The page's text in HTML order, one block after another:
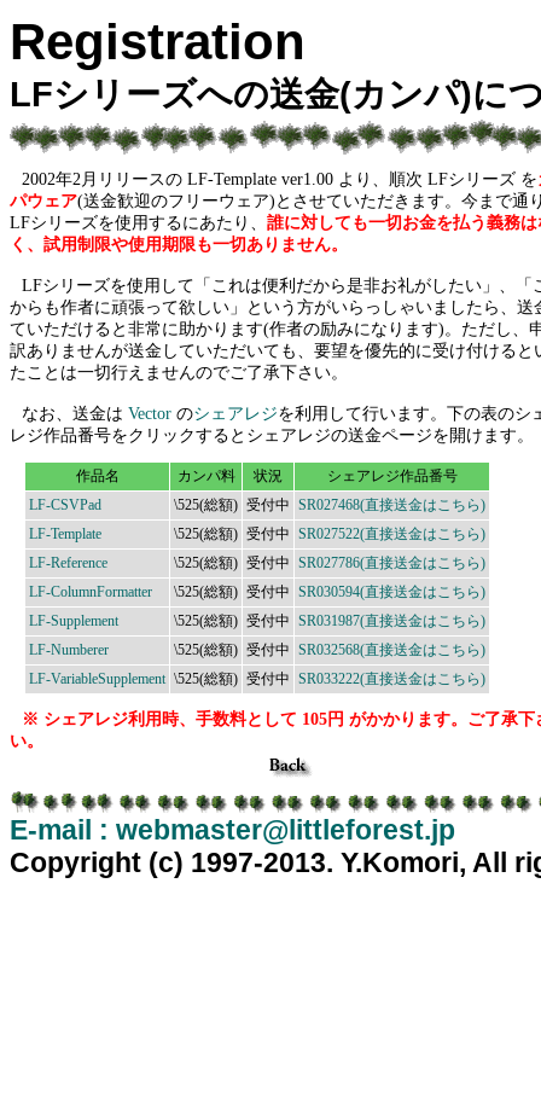
Registration
LFシリーズへの送金(カンパ)に
2002年2月リリースの LF-Template ver1.00 より、順次 LFシリーズ を
パウェア(送金歓迎のフリーウェア)とさせていただきます。今まで通
LFシリーズを使用するにあたり、 誰に対しても一切お金を払う義務は
く、試用制限や使用期限も一切ありません。
LFシリーズを使用して「これは便利だから是非お礼がしたい」、「
からも作者に頑張って欲しい」という方がいらっしゃいましたら、送
ていただけると非常に助かります(作者の励みになります)。ただし、
訳ありませんが送金していただいても、要望を優先的に受け付けると
たことは一切行えませんのでご了承下さい。
なお、送金は Vectorのシェアレジを利用して行います。下の表のシ
レジ作品番号をクリックするとシェアレジの送金ページを開けます。
作品名 カンパ料 状況
シェアレジ作品番号
LF-CSVPad
\525(総額) 受付中 SR027468(直接送金はこちら)
LF-Template
\525(総額) 受付中 SR027522(直接送金はこちら)
LF-Reference
\525(総額) 受付中 SR027786(直接送金はこちら)
LF-ColumnFormatter
\525(総額) 受付中 SR030594(直接送金はこちら)
LF-Supplement
\525(総額) 受付中 SR031987(直接送金はこちら)
LF-Numberer
\525(総額) 受付中 SR032568(直接送金はこちら)
LF-VariableSupplement \525(総額) 受付中 SR033222(直接送金はこちら)
※ シェアレジ利用時、手数料として 105円 がかかります。ご了承下
い。
E-mail : webmaster@littleforest.jp
Copyright (c) 1997-2013. Y.Komori, All